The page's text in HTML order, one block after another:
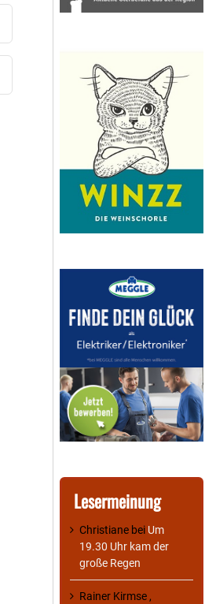
Lesermeinung
Christiane bei Um
19.30 Uhr kam der
große Regen
Rainer Kirmse ,